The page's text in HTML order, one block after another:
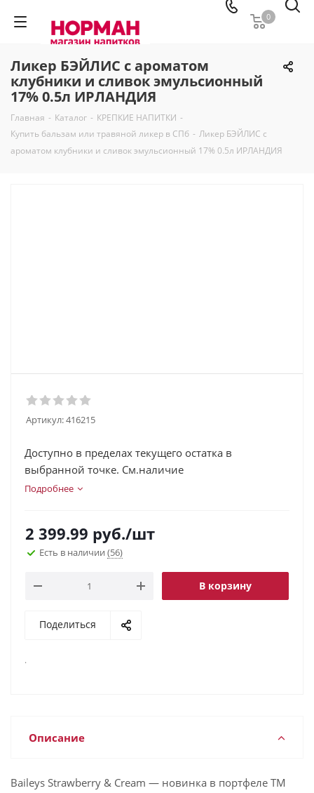
0
Ликер БЭЙЛИС с ароматом
клубники и сливок эмульсионный
17% 0.5л ИРЛАНДИЯ
Главная - Каталог - КРЕПКИЕ НАПИТКИ -
Купить бальзам или травяной ликер в СПб - Ликер БЭЙЛИС с
ароматом клубники и сливок эмульсионный 17% 0.5л ИРЛАНДИЯ
Артикул:416215
Доступно в пределах текущего остатка в
выбранной точке. См.наличие
Подробнее
2 399.99 руб./шт
Есть в наличии (56)
В корзину
Поделиться
.
Описание
Baileys Strawberry & Cream — новинка в портфеле ТМ